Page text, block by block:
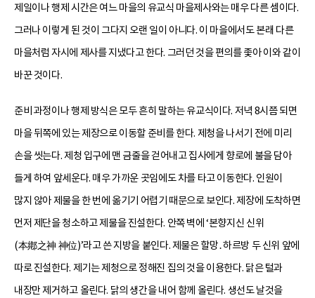
제일이나 행제 시간은 여느 마을의 유교식 마을제사와는 매우 다른 셈이다.
그러나 이렇게 된 것이 그다지 오랜 일이 아니다. 이 마을에서도 본래 다른
마을처럼 자시에 제사를 지냈다고 한다. 그러던 것을 편의를 좇아 이와 같이
바꾼 것이다.
준비 과정이나 행제 방식은 모두 흔히 말하는 유교식이다. 저녁 8시쯤 되면
마을 뒤쪽에 있는 제장으로 이동할 준비를 한다. 제청을 나서기 전에 미리
손을 씻는다. 제청 입구에 맨 금줄을 걷어내고 집사에게 향로에 불을 담아
들게 하여 앞세운다. 매우 가까운 곳임에도 차를 타고 이동한다. 인원이
많지 않아 제물을 한 번에 옮기기 어렵기 때문으로 보인다. 제장에 도착하면
먼저 제단을 청소하고 제물을 진설한다. 안쪽 벽에 ‘본향지신 신위
(本鄕之神 神位)’라고 쓴 지방을 붙인다. 제물은 할망․하르방 두 신위 앞에
따로 진설한다. 제기는 제청으로 정해진 집의 것을 이용한다. 닭은 털과
내장만 제거하고 올린다. 닭의 생간을 내어 함께 올린다. 생선도 날것을